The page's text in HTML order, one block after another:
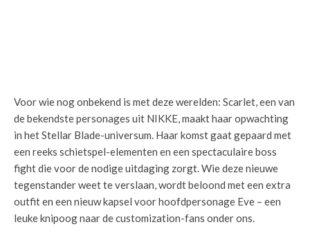
Voor wie nog onbekend is met deze werelden: Scarlet, een van
de bekendste personages uit NIKKE, maakt haar opwachting
in het Stellar Blade-universum. Haar komst gaat gepaard met
een reeks schietspel-elementen en een spectaculaire boss
fight die voor de nodige uitdaging zorgt. Wie deze nieuwe
tegenstander weet te verslaan, wordt beloond met een extra
outfit en een nieuw kapsel voor hoofdpersonage Eve – een
leuke knipoog naar de customization-fans onder ons.